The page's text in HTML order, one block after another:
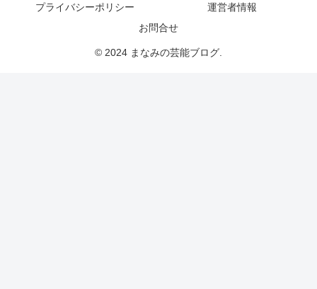
プライバシーポリシー
運営者情報
お問合せ
© 2024 まなみの芸能ブログ.